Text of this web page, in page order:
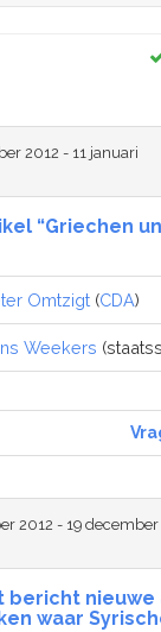
2012 - 11 januari
“Griechen
Omtzigt (CDA)
Weekers
2012 - 19 december
bericht
waar